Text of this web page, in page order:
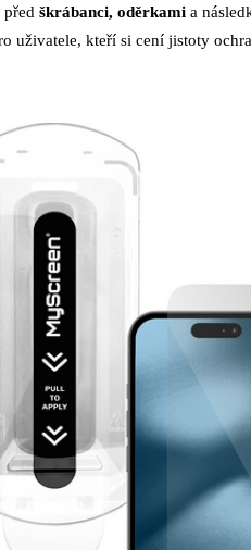
škrábanci, oděrkami a
uživatele, kteří si cení jistoty